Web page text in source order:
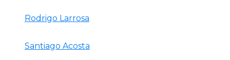
Rodrigo Larrosa
Santiago Acosta